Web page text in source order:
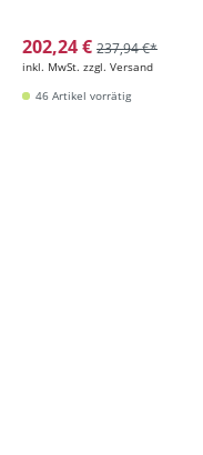
202,24 € 237,94 €*
inkl. MwSt. zzgl. Versand
46 Artikel vorrätig